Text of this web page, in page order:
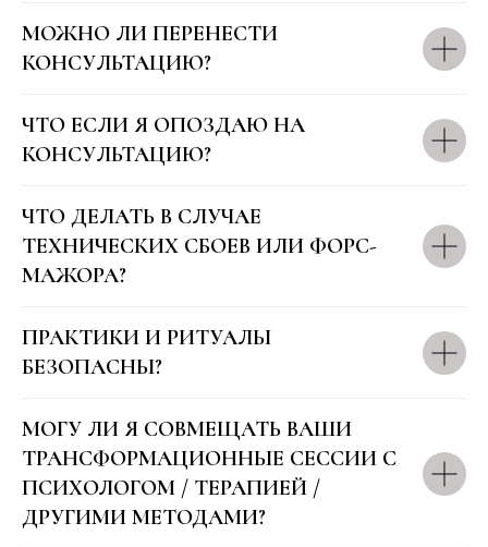
МОЖНО ЛИ ПЕРЕНЕСТИ
КОНСУЛЬТАЦИЮ?
ЧТО ЕСЛИ Я ОПОЗДАЮ НА
КОНСУЛЬТАЦИЮ?
ЧТО ДЕЛАТЬ В СЛУЧАЕ
ТЕХНИЧЕСКИХ СБОЕВ ИЛИ ФОРС-
МАЖОРА?
ПРАКТИКИ И РИТУАЛЫ
БЕЗОПАСНЫ?
МОГУ ЛИ Я СОВМЕЩАТЬ ВАШИ
ТРАНСФОРМАЦИОННЫЕ СЕССИИ С
ПСИХОЛОГОМ / ТЕРАПИЕЙ /
ДРУГИМИ МЕТОДАМИ?
Договор оферты
17 King Edwards Road, Ruislip, London, United Kingdom, HA4
INSTAGRAM
YouTube канал
Linkedln